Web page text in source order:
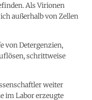
Als Virionen
außerhalb von Zellen
von Detergenzien,
schrittweise
weiter
im Labor erzeugte